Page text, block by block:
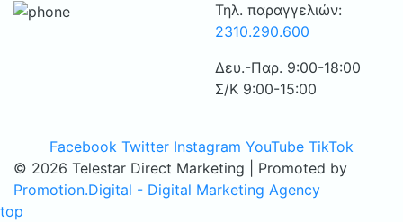
Τηλ. παραγγελιών:
2310.290.600
Δευ.-Παρ. 9:00-18:00
Σ/Κ 9:00-15:00
Facebook Twitter Instagram YouTube TikTok
© 2026 Telestar Direct Marketing | Promoted by
Promotion.Digital - Digital Marketing Agency
top